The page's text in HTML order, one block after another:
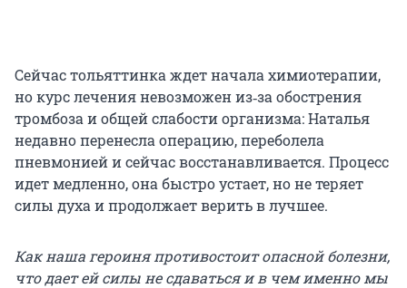
Сейчас тольяттинка ждет начала химиотерапии,
но курс лечения невозможен из‑за обострения
тромбоза и общей слабости организма: Наталья
недавно перенесла операцию, переболела
пневмонией и сейчас восстанавливается. Процесс
идет медленно, она быстро устает, но не теряет
силы духа и продолжает верить в лучшее.
Как наша героиня противостоит опасной болезни,
что дает ей силы не сдаваться и в чем именно мы